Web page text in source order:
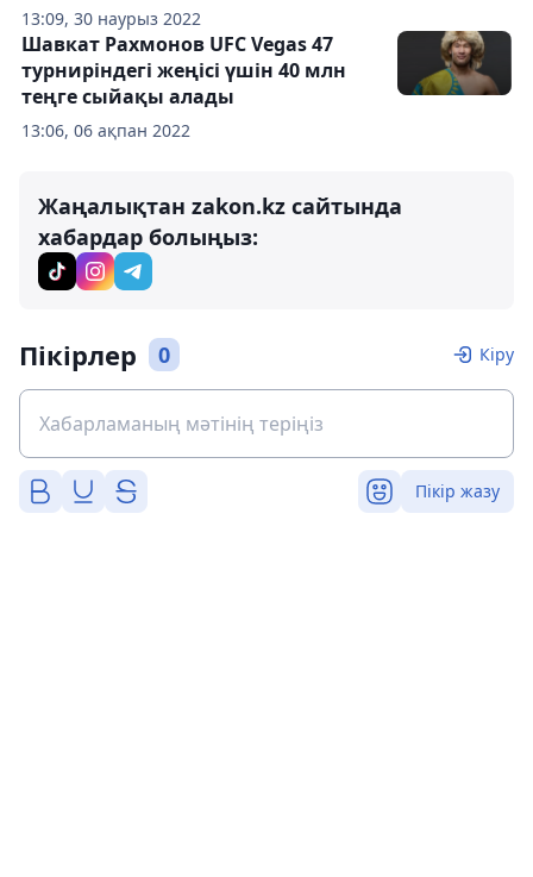
13:09, 30 наурыз 2022
13:06, 06 ақпан 2022
Шавкат Рахмонов UFC Vegas 47
турниріндегі жеңісі үшін 40 млн
теңге сыйақы алады
Жаңалықтан zakon.kz сайтында
хабардар болыңыз:
Пікірлер 0 Кіру
Пікір жазу